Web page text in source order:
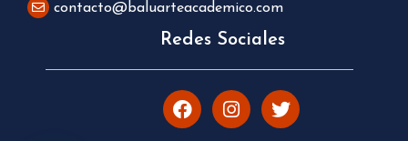
contacto@baluarteacademico.com
Redes Sociales